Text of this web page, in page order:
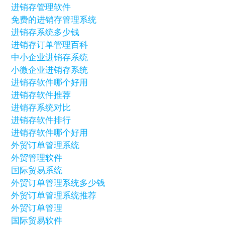
进销存管理软件
免费的进销存管理系统
进销存系统多少钱
进销存订单管理百科
中小企业进销存系统
小微企业进销存系统
进销存软件哪个好用
进销存软件推荐
进销存系统对比
进销存软件排行
进销存软件哪个好用
外贸订单管理系统
外贸管理软件
国际贸易系统
外贸订单管理系统多少钱
外贸订单管理系统推荐
外贸订单管理
国际贸易软件